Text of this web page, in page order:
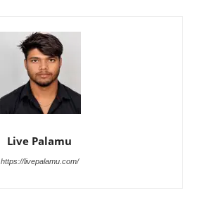
Live Palamu
https://livepalamu.com/